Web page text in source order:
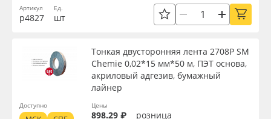
Артикул
р4827
Ед.
шт
Тонкая двусторонняя лента 2708P SM
Chemie 0,02*15 мм*50 м, ПЭТ основа,
акриловый адгезив, бумажный
лайнер
Цены
898.29 ₽ розница
Доступно